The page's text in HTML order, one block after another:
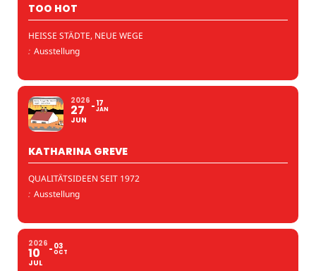
TOO HOT
HEISSE STÄDTE, NEUE WEGE
: Ausstellung
2026
27
JUN
17
JAN
KATHARINA GREVE
QUALITÄTSIDEEN SEIT 1972
: Ausstellung
2026
10
JUL
03
OCT